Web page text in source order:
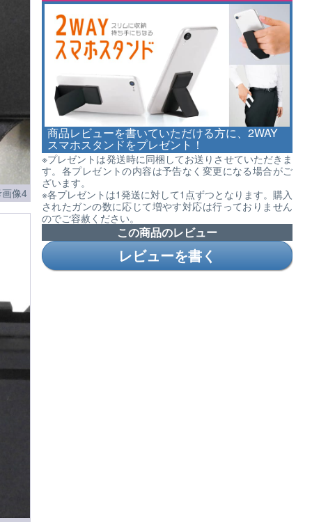
商品レビューを書いていただける方に、2WAY
スマホスタンドをプレゼント！
※プレゼントは発送時に同梱してお送りさせていただきま
す。各プレゼントの内容は予告なく変更になる場合がご
ざいます。
※各プレゼントは1発送に対して1点ずつとなります。購入
されたガンの数に応じて増やす対応は行っておりません
のでご容赦ください。
この商品のレビュー
レビューを書く
像4